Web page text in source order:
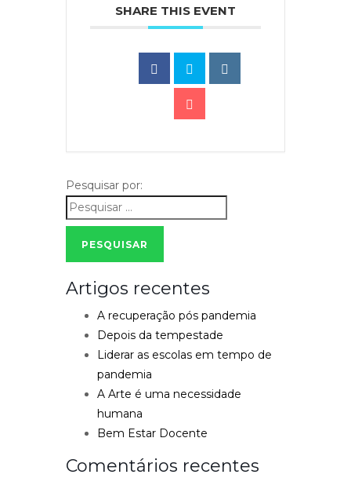
SHARE THIS EVENT
Pesquisar por:
PESQUISAR
Artigos recentes
A recuperação pós pandemia
Depois da tempestade
Liderar as escolas em tempo de
pandemia
A Arte é uma necessidade
humana
Bem Estar Docente
Comentários recentes